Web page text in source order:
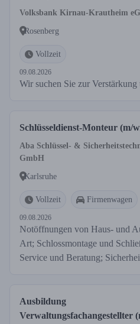
Volksbank Kirnau-Krautheim eG
Rosenberg
Vollzeit
09.08.2026
Wir suchen Sie zur Verstärkung
Schlüsseldienst-Monteur (m/
Aba Schlüssel- &
GmbH
Karlsruhe
Vollzeit Firmenwagen
09.08.2026
Notöffnungen von Haus- und
Art; Schlossmontage und
Service und Beratung;
Ausbildung
Verwaltungsfachangestellter